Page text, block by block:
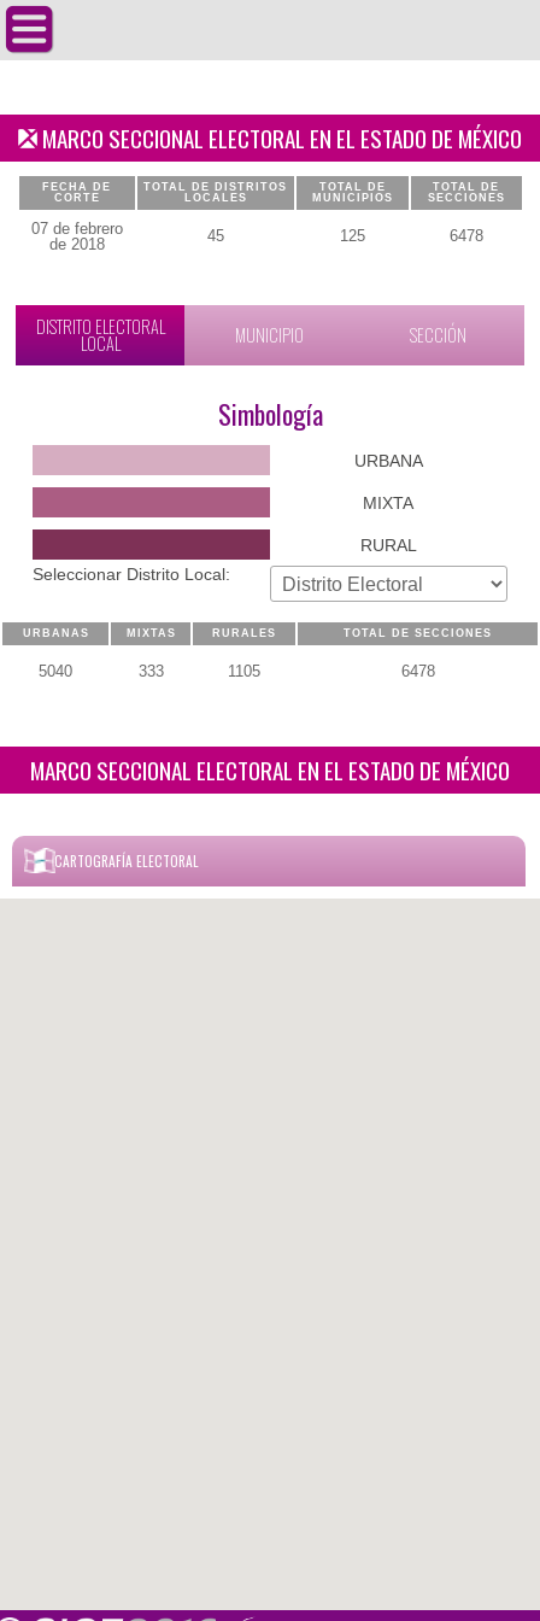
MARCO SECCIONAL ELECTORAL EN EL ESTADO DE MÉXICO
FECHA DE
CORTE
TOTAL DE DISTRITOS
LOCALES
TOTAL DE
MUNICIPIOS
TOTAL DE
SECCIONES
07 de febrero
de 2018
45 125 6478
DISTRITO ELECTORAL
LOCAL MUNICIPIO SECCIÓN
Simbología
URBANA
MIXTA
RURAL
Seleccionar Distrito Local:
URBANAS MIXTAS RURALES TOTAL DE SECCIONES
5040 333 1105 6478
MARCO SECCIONAL ELECTORAL EN EL ESTADO DE MÉXICO
CARTOGRAFÍA ELECTORAL